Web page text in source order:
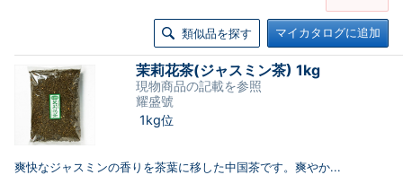
類似品を探す マイカタログに追加
茉莉花茶(ジャスミン茶) 1kg
現物商品の記載を参照
耀盛號
1kg位
爽快なジャスミンの香りを茶葉に移した中国茶です。爽やか...